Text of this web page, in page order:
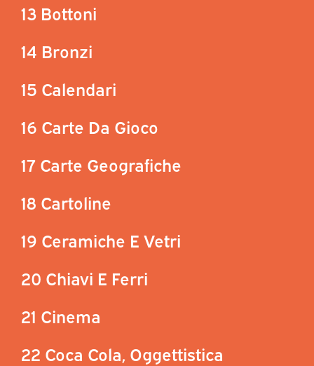
13 Bottoni
14 Bronzi
15 Calendari
16 Carte Da Gioco
17 Carte Geografiche
18 Cartoline
19 Ceramiche E Vetri
20 Chiavi E Ferri
21 Cinema
22 Coca Cola, Oggettistica